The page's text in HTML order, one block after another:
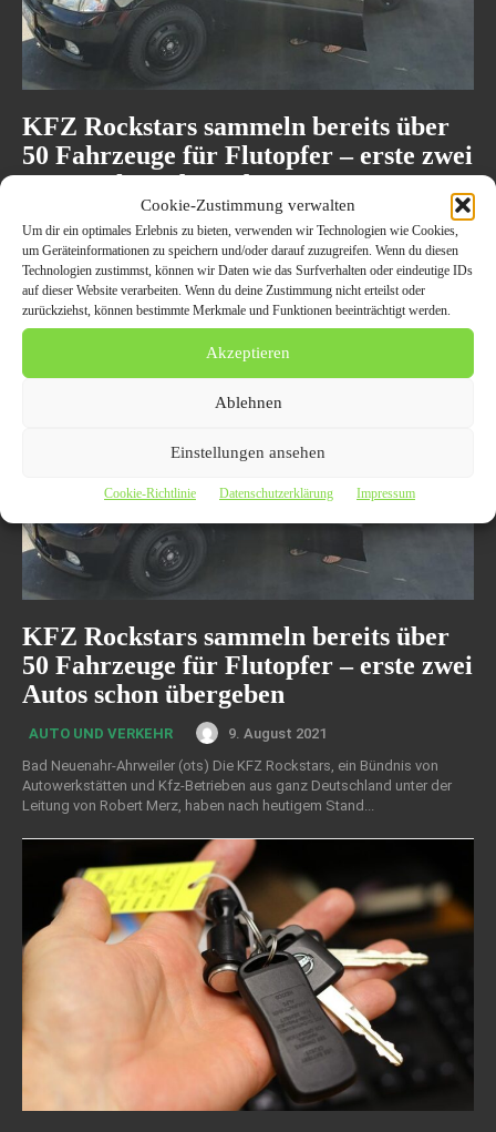
Cookie-Zustimmung verwalten
Um dir ein optimales Erlebnis zu bieten, verwenden wir Technologien wie Cookies,
um Geräteinformationen zu speichern und/oder darauf zuzugreifen. Wenn du diesen
Technologien zustimmst, können wir Daten wie das Surfverhalten oder eindeutige IDs
auf dieser Website verarbeiten. Wenn du deine Zustimmung nicht erteilst oder
zurückziehst, können bestimmte Merkmale und Funktionen beeinträchtigt werden.
Akzeptieren
Ablehnen
Einstellungen ansehen
Cookie-Richtlinie Datenschutzerklärung Impressum
KFZ Rockstars sammeln bereits über
50 Fahrzeuge für Flutopfer – erste zwei
Autos schon übergeben
AUTO UND VERKEHR
22. Dezember 2021
Bad Neuenahr-Ahrweiler (ots) Die KFZ Rockstars, ein Bündnis von
Autowerkstätten und Kfz-Betrieben aus ganz Deutschland unter der
Leitung von Robert Merz, haben nach heutigem Stand...
KFZ Rockstars sammeln bereits über
50 Fahrzeuge für Flutopfer – erste zwei
Autos schon übergeben
AUTO UND VERKEHR
9. August 2021
Bad Neuenahr-Ahrweiler (ots) Die KFZ Rockstars, ein Bündnis von
Autowerkstätten und Kfz-Betrieben aus ganz Deutschland unter der
Leitung von Robert Merz, haben nach heutigem Stand...